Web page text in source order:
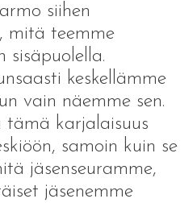
siihen
mitä teemme
sisäpuolella.
keskellämme
vain näemme sen.
karjalaisuus
samoin kuin se
jäsenseuramme,
jäsenemme